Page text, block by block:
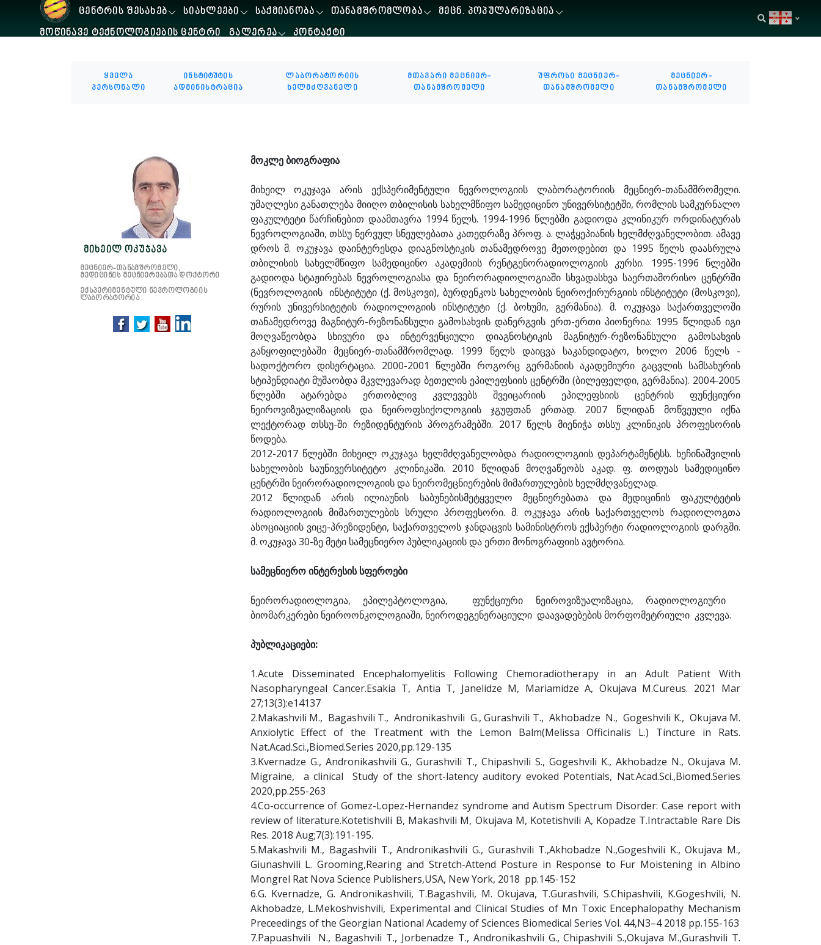
ᲪᲔᲜᲢᲠᲘᲡ ᲨᲔᲡᲐᲮᲔᲑ ᲡᲘᲐᲮᲚᲔᲔᲑᲘ ᲡᲐᲥᲛᲘᲐᲜᲝᲑᲐ ᲗᲐᲜᲐᲛᲨᲠᲝᲛᲚᲝᲑᲐ
ᲛᲔᲪᲜ. ᲞᲝᲞᲣᲚᲐᲠᲘᲖᲐᲪᲘᲐ
ᲛᲝᲬᲘᲜᲐᲕᲔ ᲢᲔᲥᲜᲝᲚᲝᲒᲘᲔᲑᲘᲡ ᲪᲔᲜᲢᲠᲘ
ᲒᲐᲚᲔᲠᲔᲐ ᲙᲝᲜᲢᲐᲥᲢᲘ
geo
ყველა
პერსონალი
ინსტიტუტის
ადმინისტრაცია
ლაბორატორიის
ხელმძღვანელი
მთავარი მეცნიერ-
თანამშრომელი
უფროსი მეცნიერ-
თანამშრომელი
მეცნიერ-
თანამშრომელი
მიხეილ ოკუჯავა
მეცნიერ-თანამშრომელი,
მედიცინის მეცნიერებათა დოქტორი
ექსპერიმენტული ნევროლოგიის
ლაბორატორია
მოკლე ბიოგრაფია
მიხეილ ოკუჯავა არის ექსპერიმენტული ნევროლოგიის ლაბორატორიის მეცნიერ-თანამშრომელი.
უმაღლესი განათლება მიიღო თბილისის სახელმწიფო სამედიცინო უნივერსიტეტში, რომლის სამკურნალო
ფაკულტეტი წარჩინებით დაამთავრა 1994 წელს. 1994-1996 წლებში გადიოდა კლინიკურ ორდინატურას
ნევროლოგიაში, თსსუ ნერვულ სნეულებათა კათედრაზე პროფ. ა. ლაჭყეპიანის ხელმძღვანელობით. ამავე
დროს მ. ოკუჯავა დაინტერესდა დიაგნოსტიკის თანამედროვე მეთოდებით და 1995 წელს დაასრულა
თბილისის სახელმწიფო სამედიცინო აკადემიის რენტგენორადიოლოგიის კურსი. 1995-1996 წლებში
გადიოდა სტაჟირებას ნევროლოგიასა და ნეირორადიოლოგიაში სხვადასხვა საერთაშორისო ცენტრში
(ნევროლოგიის ინსტიტუტი (ქ. მოსკოვი), ბურდენკოს სახელობის ნეიროქირურგიის ინსტიტუტი (მოსკოვი),
რურის უნივერსიტეტის რადიოლოგიის ინსტიტუტი (ქ. ბოხუმი, გერმანია). მ. ოკუჯავა საქართველოში
თანამედროვე მაგნიტურ-რეზონანსული გამოსახვის დანერგვის ერთ-ერთი პიონერია: 1995 წლიდან იგი
მოღვაწეობდა სხივური და ინტერვენციული დიაგნოსტიკის მაგნიტურ-რეზონანსული გამოსახვის
განყოფილებაში მეცნიერ-თანამშრომლად. 1999 წელს დაიცვა საკანდიდატო, ხოლო 2006 წელს -
სადოქტორო დისერტაცია. 2000-2001 წლებში როგორც გერმანიის აკადემიური გაცვლის სამსახურის
სტიპენდიატი მუშაობდა მკვლევარად ბეთელის ეპილეფსიის ცენტრში (ბილეფელდი, გერმანია). 2004-2005
წლებში ატარებდა ერთობლივ კვლევებს შვეიცარიის ეპილეფსიის ცენტრის ფუნქციური
ნეიროვიზუალიზაციის და ნეიროფსიქოლოგიის ჯგუფთან ერთად. 2007 წლიდან მოწვეული იქნა
ლექტორად თსსუ-ში რეზიდენტურის პროგრამებში. 2017 წელს მიენიჭა თსსუ კლინიკის პროფესორის
წოდება.
2012-2017 წლებში მიხეილ ოკუჯავა ხელმძღვანელობდა რადიოლოგიის დეპარტამენტსს. ხეჩინაშვილის
სახელობის საუნივერსიტეტო კლინიკაში. 2010 წლიდან მოღვაწეობს აკად. ფ. თოდუას სამედიცინო
ცენტრში ნეირორადიოლოგიის და ნეირომეცნიერების მიმართულების ხელმძღვანელად.
2012 წლიდან არის ილიაუნის საბუნებისმეტყველო მეცნიერებათა და მედიცინის ფაკულტეტის
რადიოლოგიის მიმართულების სრული პროფესორი. მ. ოკუჯავა არის საქართველოს რადიოლოგთა
ასოციაციის ვიცე-პრეზიდენტი, საქართველოს ჯანდაცვის სამინისტროს ექსპერტი რადიოლოგიის დარგში.
მ. ოკუჯავა 30-ზე მეტი სამეცნიერო პუბლიკაციის და ერთი მონოგრაფიის ავტორია.
სამეცნიერო ინტერესის სფეროები
ნეირორადიოლოგია, ეპილეპტოლოგია, ფუნქციური ნეიროვიზუალიზაცია, რადიოლოგიური
ბიომარკერები ნეიროონკოლოგიაში, ნეიროდეგენერაციული დაავადებების მორფომეტრიული კვლევა.
პუბლიკაციები:
1.Acute Disseminated Encephalomyelitis Following Chemoradiotherapy in an Adult Patient With
Nasopharyngeal Cancer.Esakia T, Antia T, Janelidze M, Mariamidze A, Okujava M.Cureus. 2021 Mar
27;13(3):e14137
2.Makashvili M., Bagashvili T., Andronikashvili G., Gurashvili T., Akhobadze N., Gogeshvili K., Okujava M.
Anxiolytic Effect of the Treatment with the Lemon Balm(Melissa Officinalis L.) Tincture in Rats.
Nat.Acad.Sci.,Biomed.Series 2020,pp.129-135
3.Kvernadze G., Andronikashvili G., Gurashvili T., Chipashvili S., Gogeshvili K., Akhobadze N., Okujava M.
Migraine, a clinical Study of the short-latency auditory evoked Potentials, Nat.Acad.Sci.,Biomed.Series
2020,pp.255-263
4.Co-occurrence of Gomez-Lopez-Hernandez syndrome and Autism Spectrum Disorder: Case report with
review of literature.Kotetishvili B, Makashvili M, Okujava M, Kotetishvili A, Kopadze T.Intractable Rare Dis
Res. 2018 Aug;7(3):191-195.
5.Makashvili M., Bagashvili T., Andronikashvili G., Gurashvili T.,Akhobadze N.,Gogeshvili K., Okujava M.,
Giunashvili L. Grooming,Rearing and Stretch-Attend Posture in Response to Fur Moistening in Albino
Mongrel Rat Nova Science Publishers,USA, New York, 2018 pp.145-152
6.G. Kvernadze, G. Andronikashvili, T.Bagashvili, M. Okujava, T.Gurashvili, S.Chipashvili, K.Gogeshvili, N.
Akhobadze, L.Mekoshvishvili, Experimental and Clinical Studies of Mn Toxic Encephalopathy Mechanism
Preceedings of the Georgian National Academy of Sciences Biomedical Series Vol. 44,N3–4 2018 pp.155-163
7.Papuashvili N., Bagashvili T., Jorbenadze T., Andronikashvili G., Chipashvili S.,Okujava M.,Gurashvili T.